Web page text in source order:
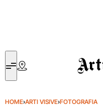
Artribune
HOME›ARTI VISIVE›FOTOGRAFIA